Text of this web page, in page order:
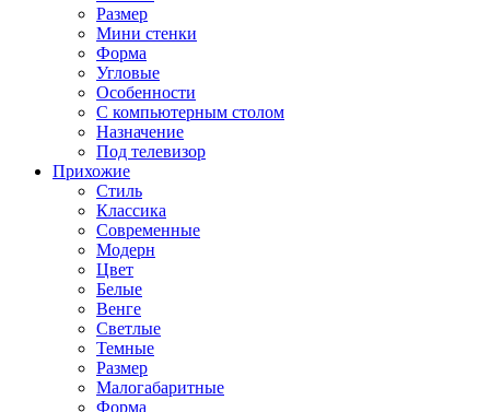
Размер
Мини стенки
Форма
Угловые
Особенности
С компьютерным столом
Назначение
Под телевизор
Прихожие
Стиль
Классика
Современные
Модерн
Цвет
Белые
Венге
Светлые
Темные
Размер
Малогабаритные
Форма